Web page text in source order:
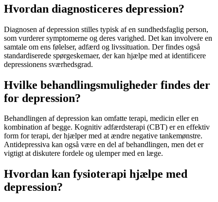
Hvordan diagnosticeres depression?
Diagnosen afdepression stilles typisk af en sundhedsfaglig person,
som vurderer symptomerne og deres varighed. Det kan involvere en
samtale om ens følelser, adfærd og livssituation. Der findes også
standardiserede spørgeskemaer, der kan hjælpe med at identificere
depressionens sværhedsgrad.
Hvilke behandlingsmuligheder findes der
for depression?
Behandlingen afdepression kan omfatte terapi, medicin eller en
kombination af begge. Kognitiv adfærdsterapi (CBT) er en effektiv
form for terapi, der hjælper med at ændre negative tankemønstre.
Antidepressiva kan også være en del af behandlingen, men det er
vigtigt at diskutere fordele og ulemper med en læge.
Hvordan kan fysioterapi hjælpe med
depression?